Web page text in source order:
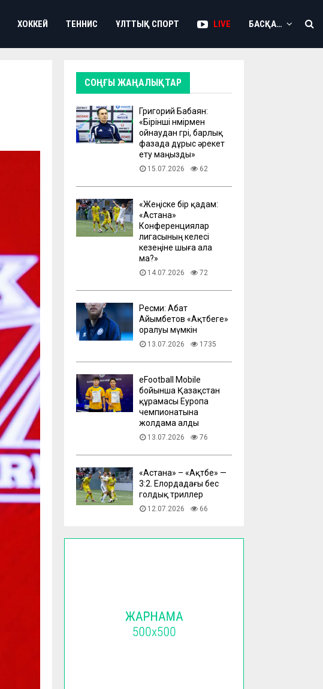
ХОККЕЙ ТЕННИС ҰЛТТЫҚ СПОРТ LIVE БАСҚА…
СОҢҒЫ ЖАҢАЛЫҚТАР
Григорий Бабаян:
«Бірінші нөмірмен
ойнаудан гөрі, барлық
фазада дұрыс әрекет
ету маңызды»
15.07.2026 62
«Жеңіске бір қадам:
«Астана»
Конференциялар
лигасының келесі
кезеңіне шыға ала
ма?»
14.07.2026 72
Ресми: Абат
Айымбетов «Ақтөбеге»
оралуы мүмкін
13.07.2026 1735
eFootball Mobile
бойынша Қазақстан
құрамасы Еуропа
чемпионатына
жолдама алды
13.07.2026 76
​«Астана» – «Ақтөбе» —
3:2. Елордадағы бес
голдық триллер
12.07.2026 66